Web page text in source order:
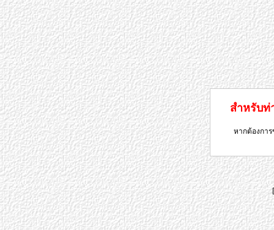
สำหรับท่
หากต้องกา